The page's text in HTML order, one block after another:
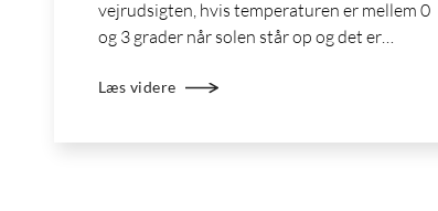
vejrudsigten, hvis temperaturen er mellem 0
og 3 grader når solen står op og det er…
Læs videre